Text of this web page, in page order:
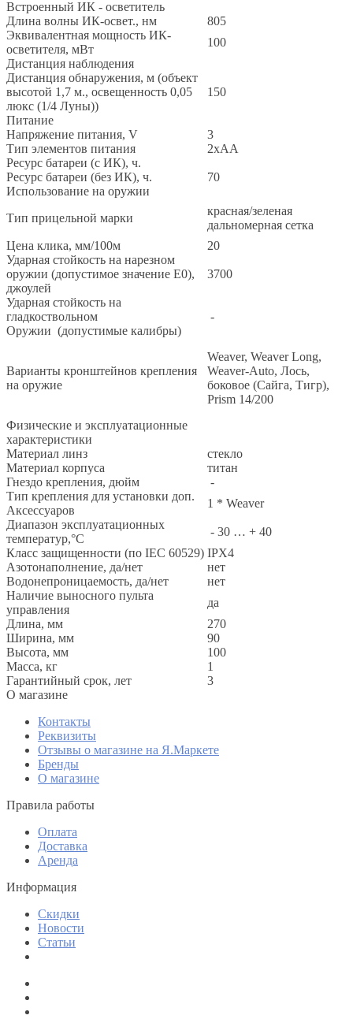
Встроенный ИК - осветитель
Длина волны ИК-освет., нм
805
Эквивалентная мощность ИК-
осветителя, мВт
100
Дистанция наблюдения
Дистанция обнаружения, м (объект
высотой 1,7 м., освещенность 0,05
люкс (1/4 Луны))
150
Питание
Напряжение питания, V
3
Тип элементов питания
2xAA
Ресурс батареи (с ИК), ч.
Ресурс батареи (без ИК), ч.
70
Использование на оружии
Тип прицельной марки
красная/зеленая
дальномерная сетка
Цена клика, мм/100м
20
Ударная стойкость на нарезном
оружии (допустимое значение E0),
джоулей
3700
Ударная стойкость на
гладкоствольном
Оружии (допустимые калибры)
-
Варианты кронштейнов крепления
на оружие
Weaver, Weaver Long,
Weaver-Auto, Лось,
боковое (Сайга, Тигр),
Prism 14/200
Физические и эксплуатационные
характеристики
Материал линз
стекло
Материал корпуса
титан
Гнездо крепления, дюйм
-
Тип крепления для установки доп.
Аксессуаров
1 * Weaver
Диапазон эксплуатационных
температур,°С
- 30 … + 40
Класс защищенности (по IEC 60529) IPX4
Азотонаполнение, да/нет
нет
Водонепроницаемость, да/нет
нет
Наличие выносного пульта
управления
да
Длина, мм
270
Ширина, мм
90
Высота, мм
100
Масса, кг
1
Гарантийный срок, лет
3
O магазине
Контакты
Реквизиты
Отзывы о магазине на Я.Маркете
Бренды
О магазине
Правила работы
Оплата
Доставка
Аренда
Информация
Скидки
Новости
Статьи